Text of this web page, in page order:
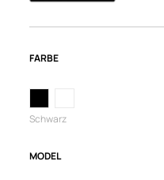
FARBE
Schwarz
MODEL